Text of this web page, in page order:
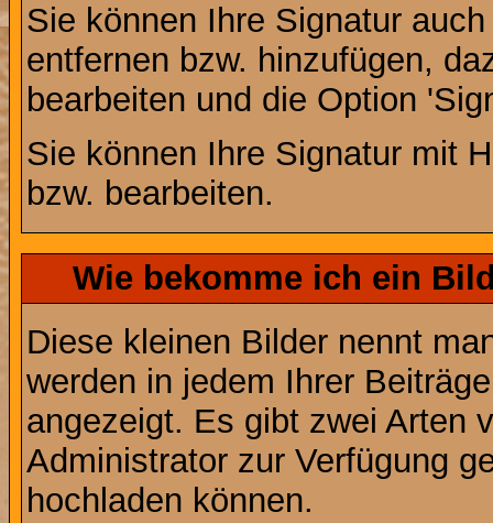
Sie können Ihre Signatur
entfernen bzw. hinzufügen,
bearbeiten und die Option
Sie können Ihre Signatur mit
bzw. bearbeiten.
Wie bekomme ich ein
Diese kleinen Bilder nennt
werden in jedem Ihrer
angezeigt. Es gibt zwei Arten
Administrator zur Verfügung
hochladen können.